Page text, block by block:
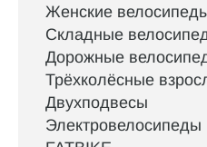
Женские
Складные
Дорожные
Трёхколёсные
Двухподвесы
Электровелосипеды